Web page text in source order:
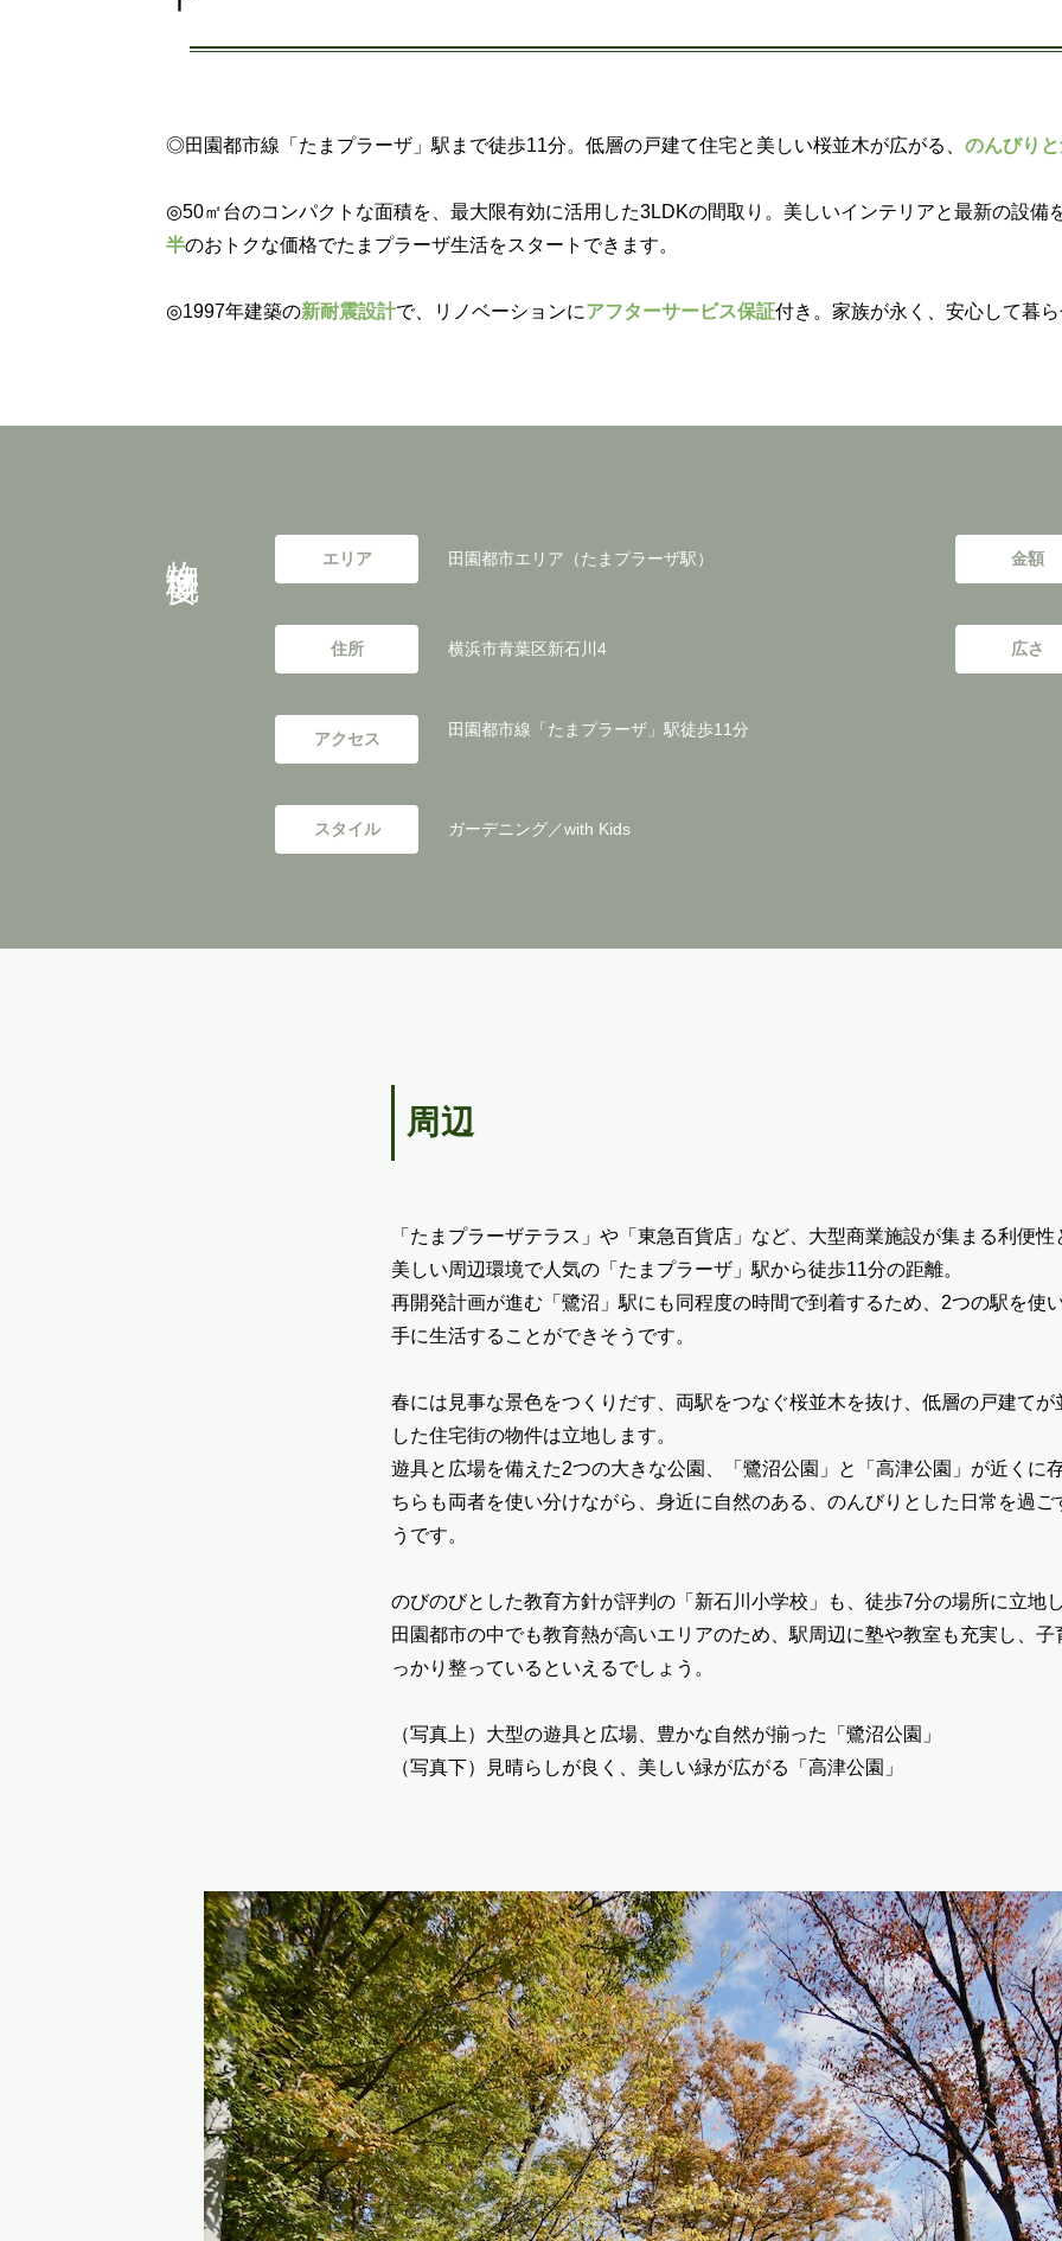
◎田園都市線「たまプラーザ」駅まで徒歩11分。低層の戸建て住宅と美しい桜並木が広がる、 のんびり
◎50㎡台のコンパクトな面積を、最大限有効に活用した3LDKの間取り。美しいインテリアと最新の設備
半のおトクな価格でたまプラーザ生活をスタートできます。
◎1997年建築の新耐震設計で、リノベーションにアフターサービス保証付き。家族が永く、安心して暮ら
エリア 田園都市エリア（たまプラーザ駅） 金額
住所 横浜市青葉区新石川4 広さ
アクセス 田園都市線「たまプラーザ」駅徒歩11分
スタイル ガーデニング／with Kids
周辺
「たまプラーザテラス」や「東急百貨店」など、大型商業施設が集まる利便性
美しい周辺環境で人気の「たまプラーザ」駅から徒歩11分の距離。
再開発計画が進む「鷺沼」駅にも同程度の時間で到着するため、2つの駅を使
手に生活することができそうです。
春には見事な景色をつくりだす、両駅をつなぐ桜並木を抜け、低層の戸建てが
した住宅街の物件は立地します。
遊具と広場を備えた2つの大きな公園、「鷺沼公園」と「高津公園」が近くに
ちらも両者を使い分けながら、身近に自然のある、のんびりとした日常を過ご
うです。
のびのびとした教育方針が評判の「新石川小学校」も、徒歩7分の場所に立地し
田園都市の中でも教育熱が高いエリアのため、駅周辺に塾や教室も充実し、子
っかり整っているといえるでしょう。
（写真上）大型の遊具と広場、豊かな自然が揃った「鷺沼公園」
（写真下）見晴らしが良く、美しい緑が広がる「高津公園」